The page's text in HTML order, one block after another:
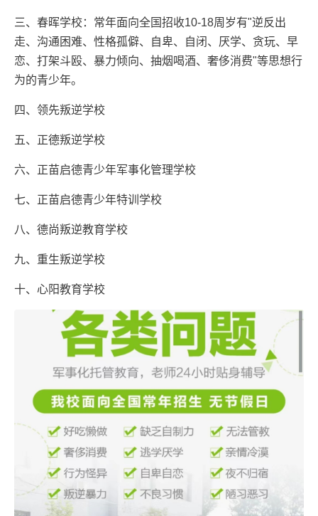
三、春晖学校：常年面向全国招收10-18周岁有"逆反出
走、沟通困难、性格孤僻、自卑、自闭、厌学、贪玩、早
恋、打架斗殴、暴力倾向、抽烟喝酒、奢侈消费"等思想行
为的青少年。
四、领先叛逆学校
五、正德叛逆学校
六、正苗启德青少年军事化管理学校
七、正苗启德青少年特训学校
八、德尚叛逆教育学校
九、重生叛逆学校
十、心阳教育学校